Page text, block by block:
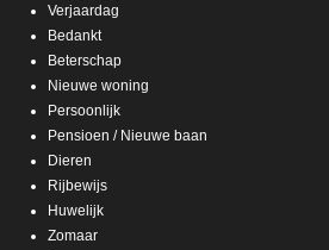
Verjaardag
Bedankt
Beterschap
Nieuwe woning
Persoonlijk
Pensioen / Nieuwe baan
Dieren
Rijbewijs
Huwelijk
Zomaar